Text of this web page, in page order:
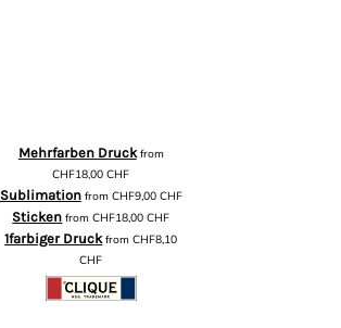
Mehrfarben Druckfrom
CHF18,00CHF
Sublimationfrom CHF9,00 CHF
Sticken fromCHF18,00CHF
1farbiger DruckfromCHF8,10
CHF